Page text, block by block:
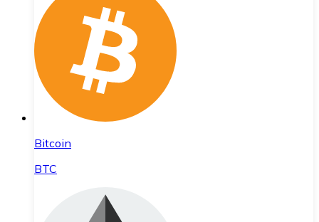
Bitcoin
BTC